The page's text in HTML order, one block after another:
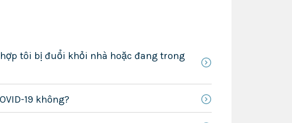
tôi bị đuổi khỏi nhà hoặc đang trong
19 không?